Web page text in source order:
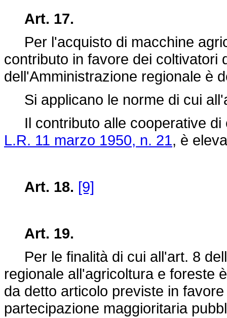
Art. 17.
Per l'acquisto di macchine
contributo in favore dei coltivatori
dell'Amministrazione regionale è
Si applicano le norme di cui
Il contributo alle cooperative di
L.R. 11 marzo 1950, n. 21, è
Art. 18. [9]
Art. 19.
Per le finalità di cui all'art. 8
regionale all'agricoltura e foreste
da detto articolo previste in
partecipazione maggioritaria